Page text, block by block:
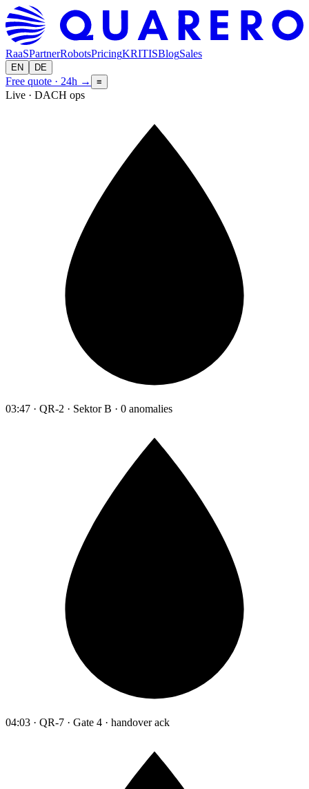
RaaSPartnerRobotsPricingKRITISBlogSales
EN DE
Free quote · 24h → ≡
Live · DACH ops
03:47 · QR-2 · Sektor B · 0 anomalies
04:03 · QR-7 · Gate 4 · handover ack